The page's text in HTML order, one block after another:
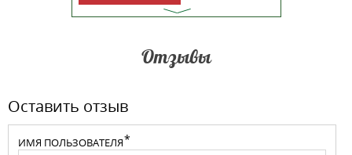
Отзывы
Оставить отзыв
ИМЯ ПОЛЬЗОВАТЕЛЯ